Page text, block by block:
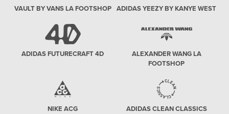
VAULT BY VANS LA FOOTSHOP ADIDAS YEEZY BY KANYE WEST
ADIDAS FUTURECRAFT 4D
ALEXANDER WANG LA
FOOTSHOP
NIKE ACG ADIDAS CLEAN CLASSICS